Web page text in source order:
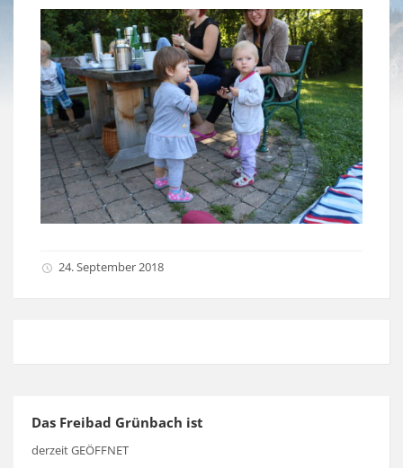
24. September 2018
Das Freibad Grünbach ist
derzeit GEÖFFNET